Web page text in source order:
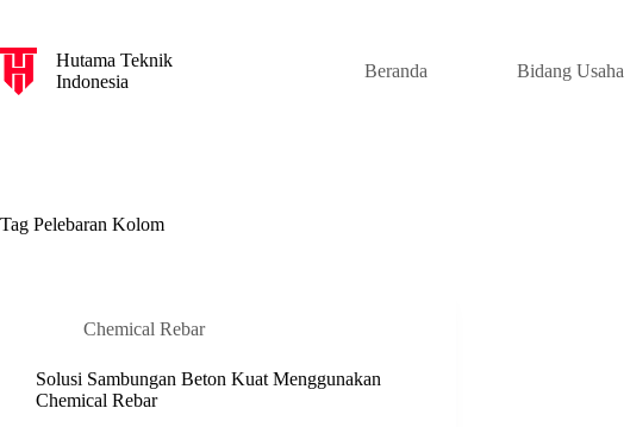
k
i
p
e
Hutama Teknik
Indonesia
Beranda Bidang Usaha
Tag Pelebaran Kolom
Chemical Rebar
Solusi Sambungan Beton Kuat Menggunakan
Chemical Rebar